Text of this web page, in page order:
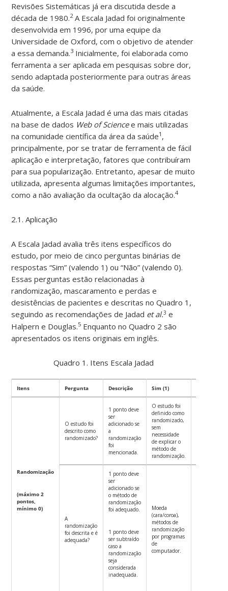
Revisões Sistemáticas já era discutida desde a
década de 1980.2A Escala Jadad foi originalmente
desenvolvida em 1996, por uma equipe da
Universidade de Oxford, com o objetivo de atender
a essa demanda.3 Inicialmente, foi elaborada como
ferramenta a ser aplicada em pesquisas sobre dor,
sendo adaptada posteriormente para outras áreas
da saúde.
Atualmente, a Escala Jadad é uma das mais citadas
na base de dados Web of Sciencee mais utilizadas
na comunidade científica da área da saúde1 ,
principalmente, por se tratar de ferramenta de fácil
aplicação e interpretação, fatores que contribuíram
para sua popularização. Entretanto, apesar de muito
utilizada, apresenta algumas limitações importantes,
como a não avaliação da ocultação da alocação.4
2.1. Aplicação
A Escala Jadad avalia três itens específicos do
estudo, por meio de cinco perguntas binárias de
respostas “Sim” (valendo 1) ou “Não” (valendo 0).
Essas perguntas estão relacionadas à
randomização, mascaramento e perdas e
desistências de pacientes e descritas no Quadro 1,
seguindo as recomendações de Jadad et al.3 e
Halpern e Douglas.5 Enquanto no Quadro 2 são
apresentados os itens originais em inglês.
Quadro 1. Itens Escala Jadad
Itens Pergunta Descrição Sim (1)
Randomização
(máximo 2
pontos,
mínimo 0)
O estudo foi
descrito como
randomizado?
1 ponto deve
ser
adicionado se
a
randomização
foi
mencionada.
O estudo foi
definido como
randomizado,
sem
necessidade
de explicar o
método de
randomização.
A
randomização
foi descrita e é
adequada?
1 ponto deve
ser
adicionado se
o método de
randomização
foi adequado.
1 ponto deve
ser subtraído
caso a
randomização
seja
considerada
inadequada.
Moeda
(cara/coroa),
métodos de
randomização
por programas
de
computador.